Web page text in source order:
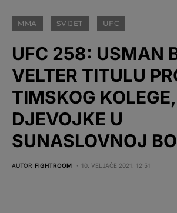
MMA SVIJET UFC
UFC 258: USMAN
VELTER TITULU
TIMSKOG KOLEGE,
DJEVOJKE U
SUNASLOVNOJ
AUTOR FIGHTROOM 10. VELJAČE 2021. 12:51